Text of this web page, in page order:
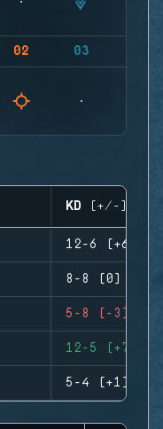
02 03
KD (+/-)
12-6 (+6)
8-8 (0)
5-8 (-3)
12-5 (+7)
5-4 (+1)